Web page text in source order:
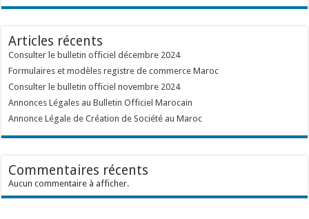
Articles récents
Consulter le bulletin officiel décembre 2024
Formulaires et modèles registre de commerce Maroc
Consulter le bulletin officiel novembre 2024
Annonces Légales au Bulletin Officiel Marocain
Annonce Légale de Création de Société au Maroc
Commentaires récents
Aucun commentaire à afficher.